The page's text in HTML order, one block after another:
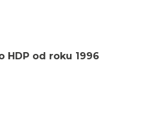
HDP od roku 1996